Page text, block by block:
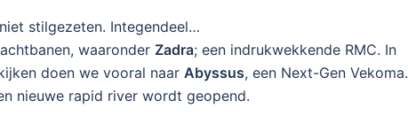
stilgezeten. Integendeel…
waaronder Zadra; een indrukwekkende RMC. In
doen we vooral naar Abyssus, een Next-Gen Vekoma.
nieuwe rapid river wordt geopend.